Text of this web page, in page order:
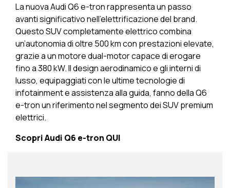
La nuova Audi Q6 e-tron rappresenta un passo
avanti significativo nell'elettrificazione del brand.
Questo SUV completamente elettrico combina
un’autonomia di oltre 500 km con prestazioni elevate,
grazie a un motore dual-motor capace di erogare
fino a 380 kW. Il design aerodinamico e gli interni di
lusso, equipaggiati con le ultime tecnologie di
infotainment e assistenza alla guida, fanno della Q6
e-tron un riferimento nel segmento dei SUV premium
elettrici.
Scopri Audi Q6 e-tron QUI